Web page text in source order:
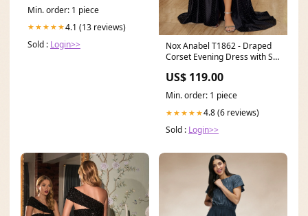
Min. order: 1 piece
★★★★★4.1 (13 reviews)
Sold : Login>>
Nox Anabel T1862 - Draped
Corset Evening Dress with Slit
US$ 119.00
Min. order: 1 piece
★★★★★4.8 (6 reviews)
Sold : Login>>